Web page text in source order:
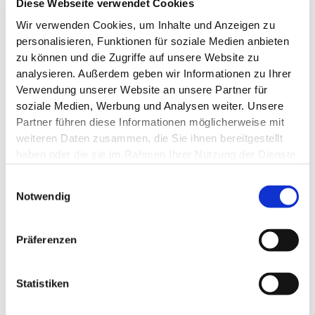
Diese Webseite verwendet Cookies
Wir verwenden Cookies, um Inhalte und Anzeigen zu
personalisieren, Funktionen für soziale Medien anbieten
zu können und die Zugriffe auf unsere Website zu
analysieren. Außerdem geben wir Informationen zu Ihrer
Verwendung unserer Website an unsere Partner für
soziale Medien, Werbung und Analysen weiter. Unsere
Partner führen diese Informationen möglicherweise mit
weiteren Daten zusammen, die Sie ihnen bereitgestellt
Endnutzers wird auf US-Servern von Unternehmen mit
Sitz in den USA verarbeitet. Es besteht insbesondere das
und zu Überwachungszwecken, möglicherweise auch
ohne Rechtsbehelfsmöglichkeiten, verarbeitet werden
zugleich gem. Art. 49 Abs. 1 S. 1 lit. a DSGVO ein, dass
Notwendig
Präferenzen
Statistiken
pour seringue 2X25 ml